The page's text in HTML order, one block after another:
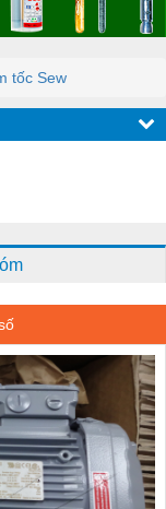
tốc Sew